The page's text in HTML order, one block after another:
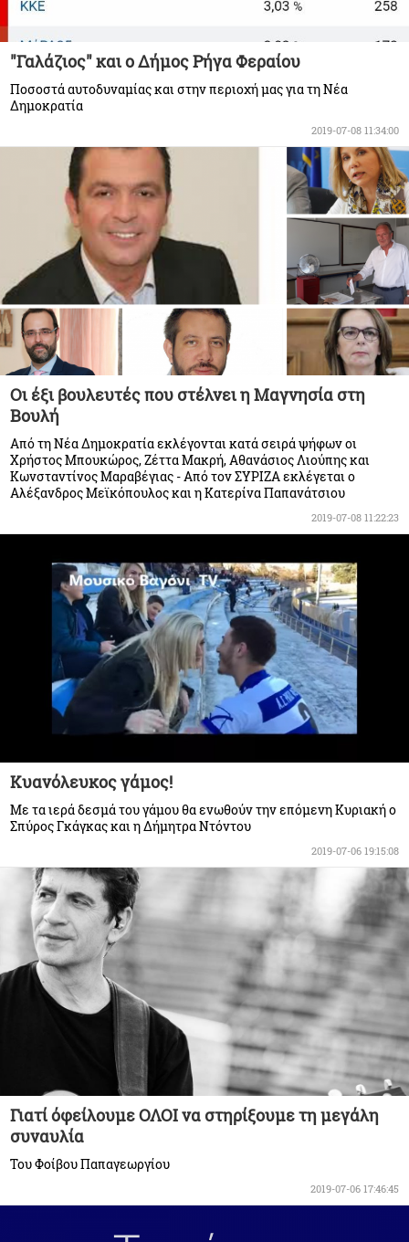
"Γαλάζιος" και ο Δήμος Ρήγα Φεραίου
Ποσοστά αυτοδυναμίας και στην περιοχή μας για τη Νέα
Δημοκρατία
2019-07-08 11:34:00
Οι έξι βουλευτές που στέλνει η Μαγνησία στη
Βουλή
Από τη Νέα Δημοκρατία εκλέγονται κατά σειρά ψήφων οι
Χρήστος Μπουκώρος, Ζέττα Μακρή, Αθανάσιος Λιούπης και
Κωνσταντίνος Μαραβέγιας - Από τον ΣΥΡΙΖΑ εκλέγεται ο
Αλέξανδρος Μεϊκόπουλος και η Κατερίνα Παπανάτσιου
2019-07-08 11:22:23
Κυανόλευκος γάμος!
Με τα ιερά δεσμά του γάμου θα ενωθούν την επόμενη Κυριακή ο
Σπύρος Γκάγκας και η Δήμητρα Ντόντου
2019-07-06 19:15:08
Γιατί όφείλουμε ΟΛΟΙ να στηρίξουμε τη μεγάλη
συναυλία
Του Φοίβου Παπαγεωργίου
2019-07-06 17:46:45